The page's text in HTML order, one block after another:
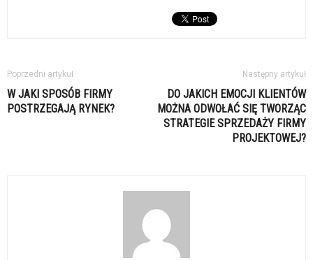
Poprzedni artykuł
W JAKI SPOSÓB FIRMY
POSTRZEGAJĄ RYNEK?
Następny artykuł
DO JAKICH EMOCJI KLIENTÓW
MOŻNA ODWOŁAĆ SIĘ TWORZĄC
STRATEGIE SPRZEDAŻY FIRMY
PROJEKTOWEJ?